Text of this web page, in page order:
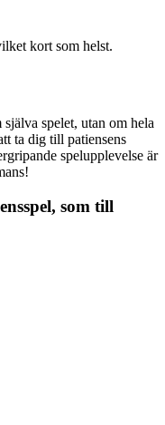
kort som helst.
spelet, utan om hela
ta dig till patiensens
spelupplevelse är
som till